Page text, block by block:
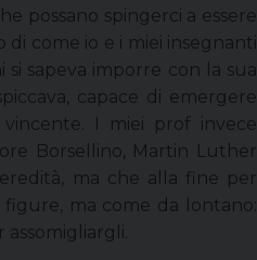
possano spingerci a essere
come io e i miei insegnanti
sapeva imporre con la sua
capace di emergere
vincente. I miei prof invece
Borsellino, Martin Luther
ma che alla fine per
ma come da lontano: